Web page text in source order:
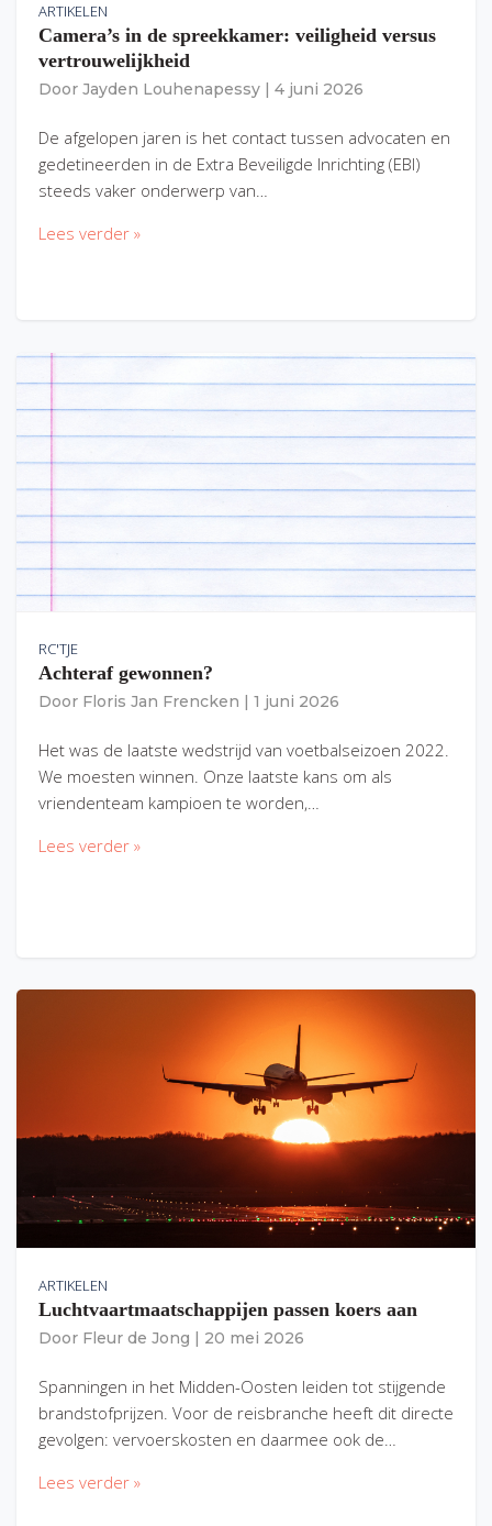
ARTIKELEN
Camera’s in de spreekkamer: veiligheid versus
vertrouwelijkheid
Door Jayden Louhenapessy 4 juni 2026
De afgelopen jaren is het contact tussen advocaten en
gedetineerden in de Extra Beveiligde Inrichting (EBI)
steeds vaker onderwerp van…
Lees verder »
RC'TJE
Achteraf gewonnen?
Door Floris Jan Frencken 1 juni 2026
Het was de laatste wedstrijd van voetbalseizoen 2022.
We moesten winnen. Onze laatste kans om als
vriendenteam kampioen te worden,…
Lees verder »
ARTIKELEN
Luchtvaartmaatschappijen passen koers aan
Door Fleur de Jong 20 mei 2026
Spanningen in het Midden-Oosten leiden tot stijgende
brandstofprijzen. Voor de reisbranche heeft dit directe
gevolgen: vervoerskosten en daarmee ook de…
Lees verder »